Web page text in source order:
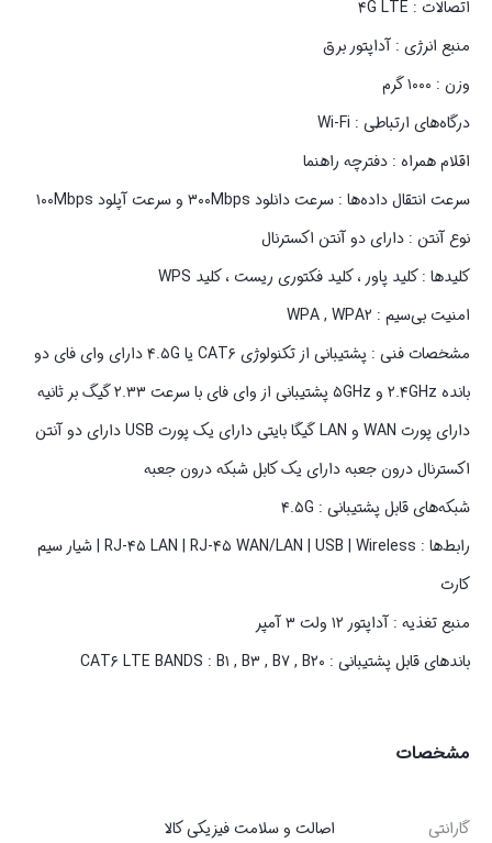
اتصالات : ۴G LTE
منبع انرژی : آداپتور برق
وزن : ۱۰۰۰ گرم
درگاه‌های ارتباطی : Wi-Fi
اقلام همراه : دفترچه‌ راهنما
سرعت انتقال داده‌ها : سرعت دانلود ۳۰۰Mbps و سرعت آپلود ۱۰۰Mbps
نوع آنتن : دارای دو آنتن اکسترنال
کلیدها : کلید پاور ، کلید فکتوری ریست ، کلید WPS
امنیت بی‌سیم : WPA , WPA۲
مشخصات فنی : پشتیبانی از تکنولوژی CAT۶ یا ۴.۵G دارای وای فای دو
بانده ۲.۴GHz و ۵GHz پشتیبانی از وای فای با سرعت ۲.۳۳ گیگ بر ثانیه
دارای پورت WAN و LAN گیگا بایتی دارای یک پورت USB دارای دو آنتن
اکسترنال درون جعبه دارای یک کابل شبکه درون جعبه
شبکه‌های قابل پشتیبانی : ۴.۵G
رابط‌ها : RJ-۴۵ LAN | RJ-۴۵ WAN/LAN | USB | Wireless | شیار سیم
کارت
منبع تغذیه : آداپتور ۱۲ ولت ۳ آمپر
باندهای قابل پشتیبانی : CAT۶ LTE BANDS : B۱ , B۳ , B۷ , B۲۰
مشخصات
گارانتی اصالت و سلامت فیزیکی کالا